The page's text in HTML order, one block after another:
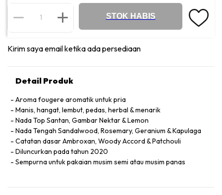
STOK HABIS
Kirim saya email ketika ada persediaan
Detail Produk
Aroma fougere aromatik untuk pria
Manis, hangat, lembut, pedas, herbal & menarik
Nada Top Santan, Gambar Nektar & Lemon
Nada Tengah Sandalwood, Rosemary, Geranium & Kapulaga
Catatan dasar Ambroxan, Woody Accord & Patchouli
Diluncurkan pada tahun 2020
Sempurna untuk pakaian musim semi atau musim panas